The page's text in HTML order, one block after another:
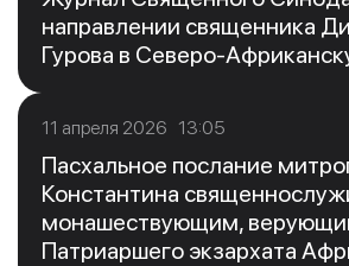
направлении священника
Гурова в Северо-
11 апреля 2026 13:05
Пасхальное послание
Константина
монашествующим,
Патриаршего экзархата